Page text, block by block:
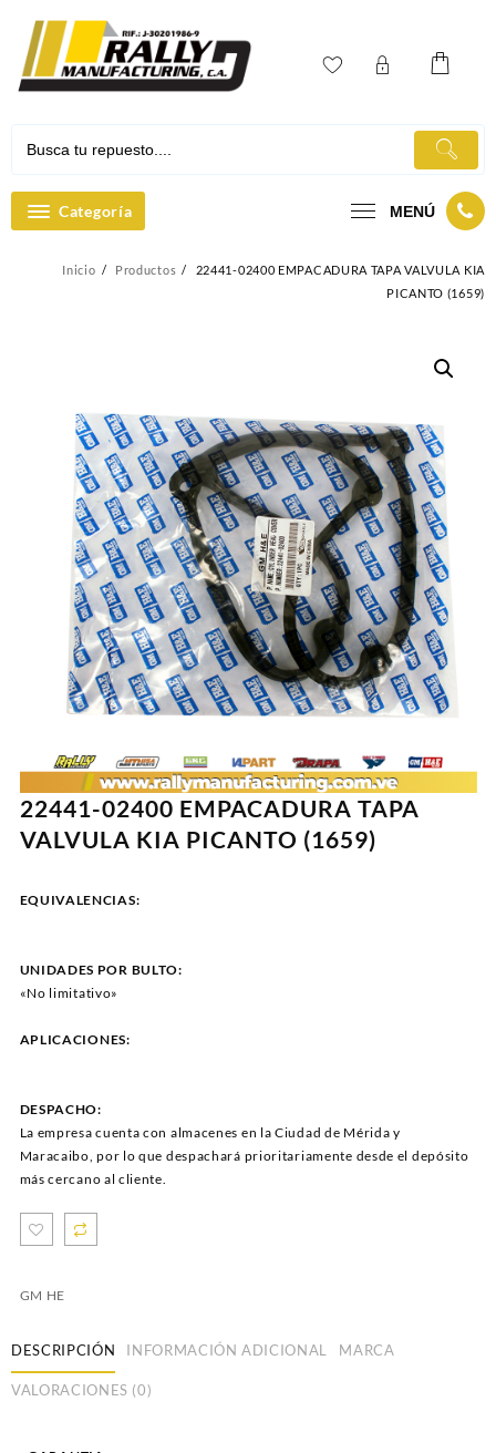
contenido
Categoría MENÚ
Inicio Productos
22441-02400 EMPACADURA TAPA VALVULA KIA
PICANTO (1659)
22441-02400 EMPACADURA TAPA
VALVULA KIA PICANTO (1659)
EQUIVALENCIAS:
UNIDADES POR BULTO:
«No limitativo»
APLICACIONES:
DESPACHO:
La empresa cuenta con almacenes en la Ciudad de Mérida y
Maracaibo, por lo que despachará prioritariamente desde el depósito
más cercano al cliente.
GM HE
DESCRIPCIÓN INFORMACIÓN ADICIONAL MARCA
VALORACIONES (0)